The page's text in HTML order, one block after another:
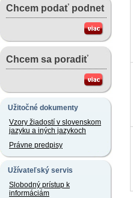
Chcem podať podnet
Chcem sa poradiť
Užitočné dokumenty
Vzory žiadostí v slovenskom
jazyku a iných jazykoch
Právne predpisy
Užívateľský servis
Slobodný prístup k
informáciám